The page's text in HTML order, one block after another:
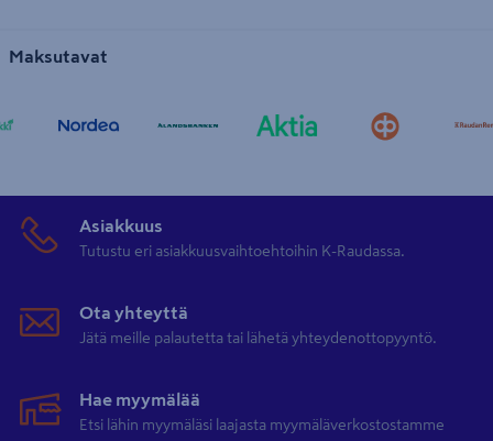
Maksutavat
Asiakkuus
Tutustu eri asiakkuusvaihtoehtoihin K-Raudassa.
Ota yhteyttä
Jätä meille palautetta tai lähetä yhteydenottopyyntö.
Hae myymälää
Etsi lähin myymäläsi laajasta myymäläverkostostamme